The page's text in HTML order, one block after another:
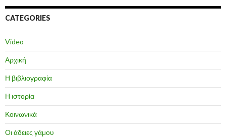
CATEGORIES
Video
Αρχική
Η βιβλιογραφία
Η ιστορία
Κοινωνικά
Οι άδειες γάμου